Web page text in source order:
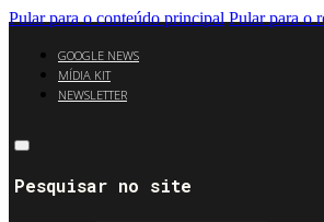
Pular para o conteúdo principal Pular para o
GOOGLE NEWS
MÍDIA KIT
NEWSLETTER
Pesquisar no site